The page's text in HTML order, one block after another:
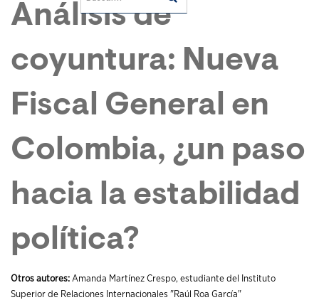
Análisis de
coyuntura: Nueva
Fiscal General en
Colombia, ¿un paso
hacia la estabilidad
política?
Otros autores: Amanda Martínez Crespo, estudiante del Instituto
Superior de Relaciones Internacionales "Raúl Roa García"